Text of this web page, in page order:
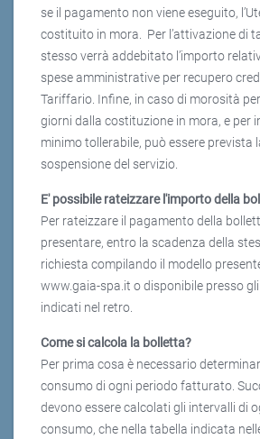
se il pagamento non viene eseguito,
costituito in mora. Per l’attivazione di
stesso verrà addebitato l’importo
spese amministrative per recupero
Tariffario. Infine, in caso di morosità
giorni dalla costituzione in mora, e per
minimo tollerabile, può essere prevista
sospensione del servizio.
E' possibile rateizzare l'importo della
Per rateizzare il pagamento della
presentare, entro la scadenza della
richiesta compilando il modello
www.gaia-spa.it o disponibile presso
indicati nel retro.
Come si calcola la bolletta?
Per prima cosa è necessario
consumo di ogni periodo fatturato.
devono essere calcolati gli intervalli di
consumo, che nella tabella indicata